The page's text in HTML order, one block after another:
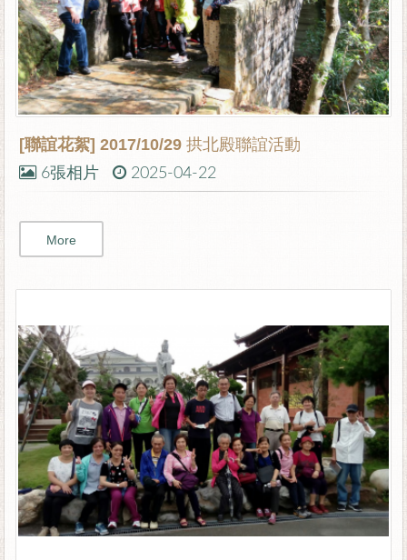
[聯誼花絮] 2017/10/29 拱北殿聯誼活動
6張相片 2025-04-22
More